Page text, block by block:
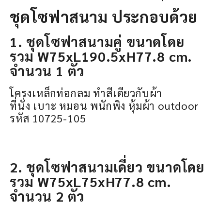
ชุดโซฟาสนาม ประกอบด้วย
1. ชุดโซฟาสนามคู่ ขนาดโดย
รวม W75xL190.5xH77.8 cm.
จำนวน 1 ตัว
โครงเหล็กท่อกลม ทำสีเดียวกับผ้า
ที่นั่ง เบาะ หมอน พนักพิง หุ้มผ้า outdoor
รหัส 10725-105
2. ชุดโซฟาสนามเดี่ยว ขนาดโดย
รวม W75xL75xH77.8 cm.
จำนวน 2 ตัว